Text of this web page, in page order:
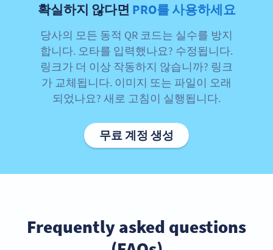
확실하지 않다면 PRO를 사용하세요
당사의 모든 동적 QR 코드는 실수를 방지
합니다. 오타를 입력했나요? 수정됩니다.
링크가 더 이상 작동하지 않습니까? 링크
가 교체됩니다. 이미지 또는 파일이 오래
되었나요? 새로 고침이 실행됩니다.
무료 계정 생성
Frequently asked questions